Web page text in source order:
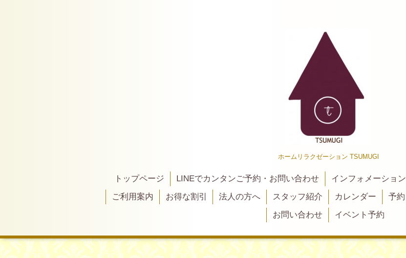
ホームリラクゼーション TSUMUGI
トップページ LINEでカンタンご予約・お問い合わせ インフォメーション
ご利用案内
お得な割引 法人の方へ スタッフ紹介 カレンダー 予約
お問い合わせ
イベント予約